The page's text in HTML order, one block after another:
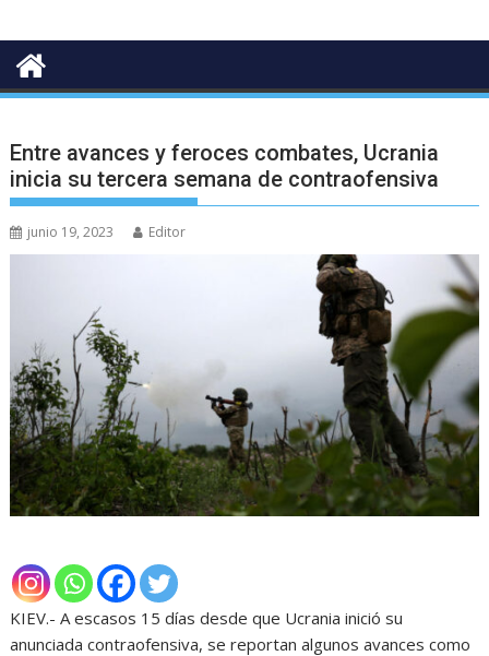
Entre avances y feroces combates, Ucrania
inicia su tercera semana de contraofensiva
junio 19, 2023 Editor
KIEV.- A escasos 15 días desde que Ucrania inició su
anunciada contraofensiva, se reportan algunos avances como